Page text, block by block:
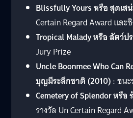
Blissfully Yours หรือ สุดเส
Certain Regard Award และ
Tropical Malady หรือ สัตว์
Jury Prize
Uncle Boonmee Who Can
บุญมีระลึกชาติ (2010): ชนะ
Cemetery of Splendor หรื
รางวัล Un Certain Regard